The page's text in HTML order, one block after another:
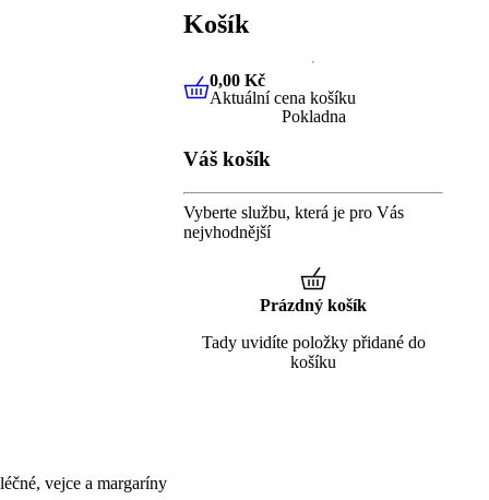
vejce a margaríny
Košík
0,00 KčAktuální cena košíku
0,00 Kč
Aktuální cena košíku
Pokladna
Váš košík
Vyberte službu, která je pro Vás
nejvhodnější
Prázdný košík
Tady uvidíte položky přidané do
košíku